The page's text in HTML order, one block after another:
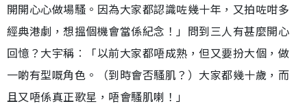
開開心心做場騷。因為大家都認識咗幾十年，又拍咗咁多
經典港劇，想搵個機會當係紀念！」問到三人有甚麼開心
回憶？大宇稱︰「以前大家都唔成熟，但又要扮大個，做
一啲有型嘅角色。（到時會否騷肌？）大家都幾十歲，而
且又唔係真正歌星，唔會騷肌喇！」